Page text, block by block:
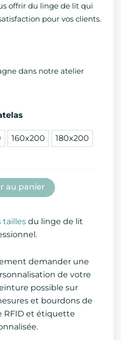
offrir du linge de lit qui
pour vos clients.
dans notre atelier
160x200 180x200
au panier
tailles du linge de lit
demander une
de votre
possible sur
et bourdons de
RFID et étiquette